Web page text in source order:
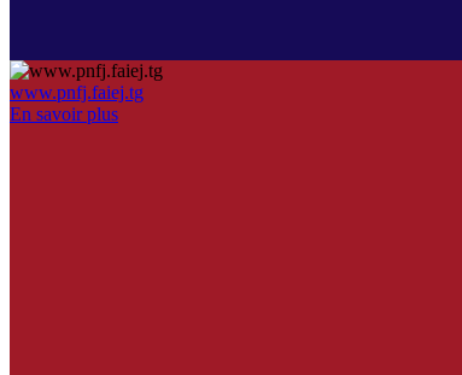
www.pnfj.faiej.tg
En savoir plus